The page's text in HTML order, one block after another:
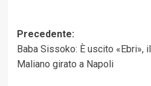
Navigazione
articolo
Precedente:
Baba Sissoko: È uscito «Ebri»,
Maliano girato a Napoli